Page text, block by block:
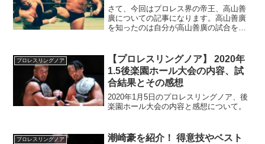
さて、今回はプロレス界の帝王、高山善
廣についての記事になります。高山善廣
を知ったのは自分が高山善廣の試合を初
象は背は大きいけど技があまり無く、な
おかつ技もあまり...
プロレスリングノア
【プロレスリングノア】 2020年
1.5後楽園ホール大会の内容、試
合結果とその感想
2020年1月5日のプロレスリングノア、後
楽園ホール大会の内容と感想について。
プロレスリングノア
潮崎豪を紹介！ 得意技やベスト